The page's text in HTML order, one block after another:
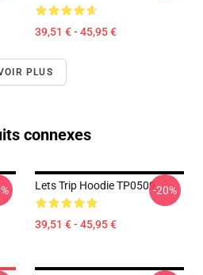
39,51 € - 45,95 €
PLUS
connexes
Lets Trip Hoodie TP0509
39,51 € - 45,95 €
-20%